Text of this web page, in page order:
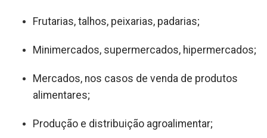
Frutarias, talhos, peixarias, padarias;
Minimercados, supermercados, hipermercados;
Mercados, nos casos de venda de produtos
alimentares;
Produção e distribuição agroalimentar;